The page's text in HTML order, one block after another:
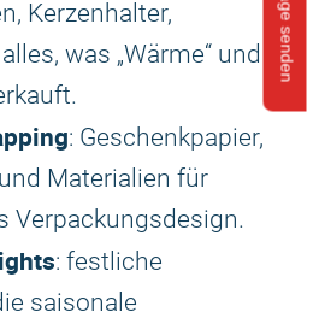
Kerzenhalter,
was „Wärme“ und
: Geschenkpapier,
Materialien für
Verpackungsdesign.
: festliche
saisonale